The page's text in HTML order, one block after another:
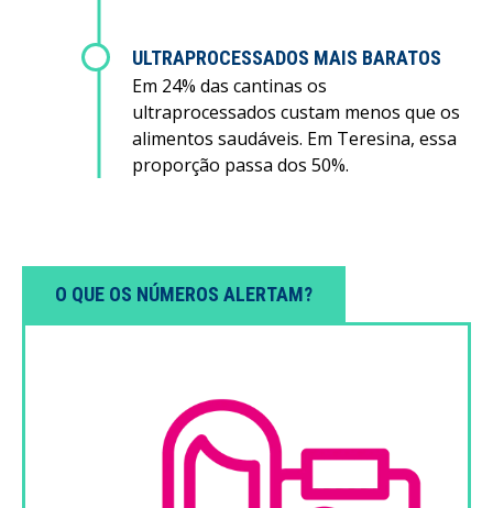
ULTRAPROCESSADOS MAIS BARATOS
Em 24% das cantinas os
ultraprocessados custam menos que os
alimentos saudáveis. Em Teresina, essa
proporção passa dos 50%.
O QUE OS NÚMEROS ALERTAM?